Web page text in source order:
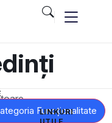
Funcționalitate
LINKURI